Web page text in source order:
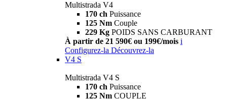
Multistrada V4
170 ch Puissance
125 Nm Couple
229 Kg POIDS SANS CARBURANT
À partir de 21 590€ ou 199€/mois i
Configurez-la Découvrez-la
V4 S
Multistrada V4 S
170 ch Puissance
125 Nm COUPLE